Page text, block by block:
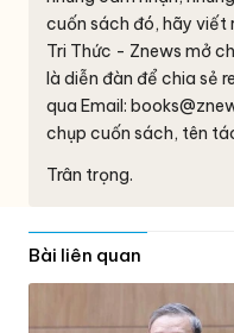
cuốn sách đó, hãy viết
Tri Thức - Znews mở
là diễn đàn để chia sẻ
qua Email:
chụp cuốn sách, tên
Trân trọng.
Bài liên quan